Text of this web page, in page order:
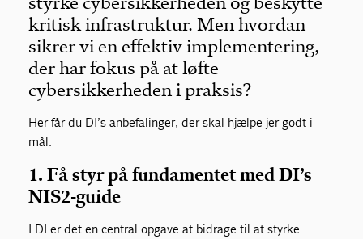
kritisk infrastruktur. Men hvordan
sikrer vi en effektiv implementering,
der har fokus på at løfte
cybersikkerheden i praksis?
Her får du DI’s anbefalinger, der skal hjælpe jergodt i
mål.
1. Få styr på fundamentet med DI’s
NIS2-guide
I DI er det en central opgave at bidrage til at styrke